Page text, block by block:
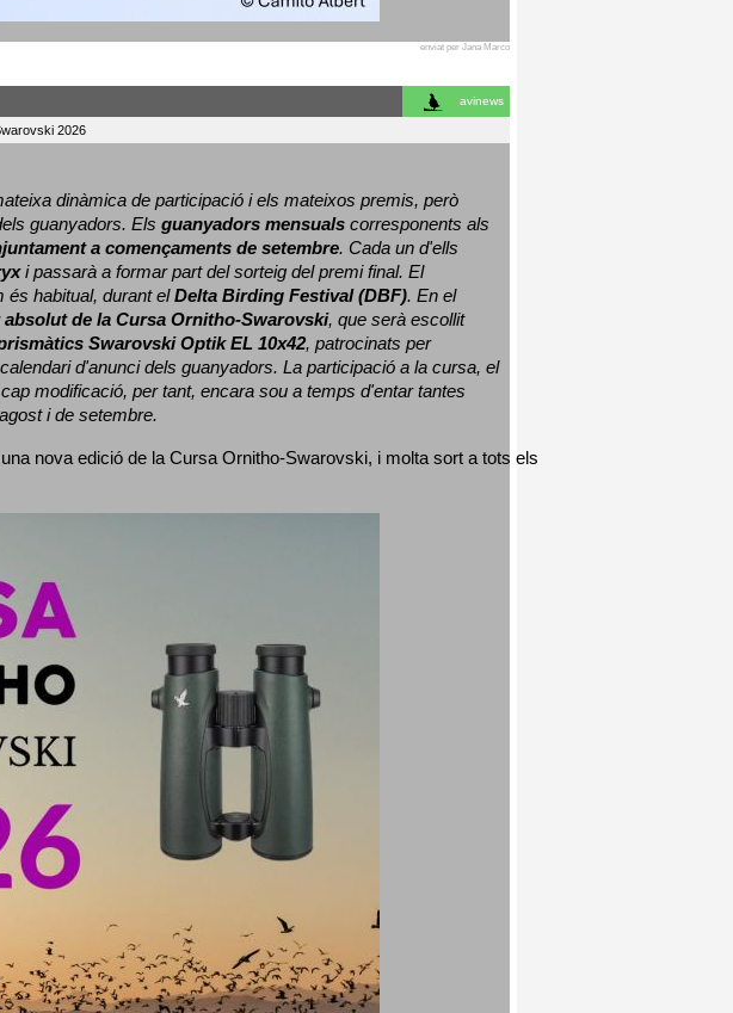
enviat per Jana Marco
avinews
2026
dinàmica de participació i els mateixos premis, però
guanyadors. Els guanyadors mensuals corresponents als
a començaments de setembre. Cada un d'ells
i passarà a formar part del sorteig del premi final.
El
habitual, durant el Delta Birding Festival (DBF). En el
absolut de la Cursa Ornitho-Swarovski, que serà escollit
Swarovski Optik EL 10x42, patrocinats per
d'anunci dels guanyadors. La participació a la cursa, el
modificació, per tant, encara sou a temps d'entar tantes
i de setembre.
nova edició de la Cursa Ornitho-Swarovski, i molta sort a tots els